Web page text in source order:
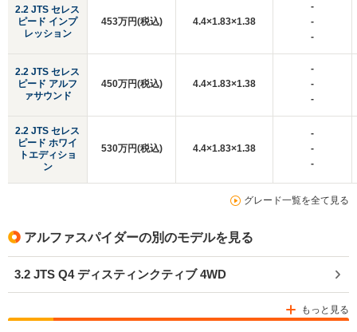
2.2 JTS セレス
ピード インプ
レッション
2.2 JTS セレス
ピード アルフ
ァサウンド
2.2 JTS セレス
ピード ホワイ
トエディショ
ン
453万円(税込) 4.4×1.83×1.38
-
-
-
450万円(税込) 4.4×1.83×1.38
-
-
-
530万円(税込) 4.4×1.83×1.38
-
-
-
グレード一覧を全て見る
アルファスパイダーの別のモデルを見る
3.2 JTS Q4 ディスティンクティブ 4WD
もっと見る